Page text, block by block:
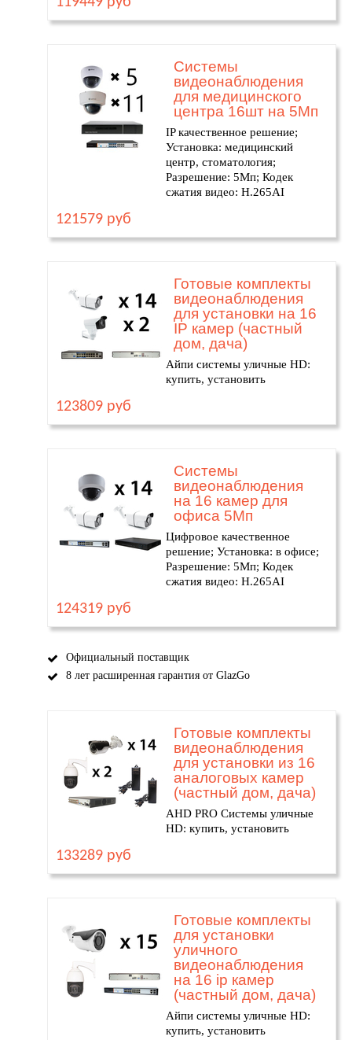
Системы
видеонаблюдения
для медицинского
центра 16шт на 5Мп
IP качественное решение;
Установка: медицинский
центр, стоматология;
Разрешение: 5Мп; Кодек
сжатия видео: H.265AI
121579 руб
Готовые комплекты
видеонаблюдения
для установки на 16
IP камер (частный
дом, дача)
Айпи системы уличные HD:
купить, установить
123809 руб
Системы
видеонаблюдения
на 16 камер для
офиса 5Мп
Цифровое качественное
решение; Установка: в офисе;
Разрешение: 5Мп; Кодек
сжатия видео: H.265AI
124319 руб
Официальный поставщик
8 лет расширенная гарантия от GlazGo
Готовые комплекты
видеонаблюдения
для установки из 16
аналоговых камер
(частный дом, дача)
AHD PRO Системы уличные
HD: купить, установить
133289 руб
Готовые комплекты
для установки
уличного
видеонаблюдения
на 16 ip камер
(частный дом, дача)
Айпи системы уличные HD:
купить, установить